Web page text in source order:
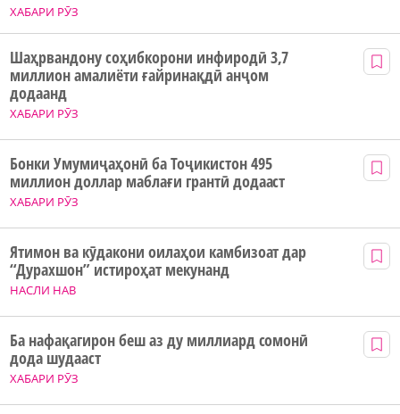
ХАБАРИ РӮЗ
ХАБАРИ РӮЗ
Шаҳрвандону соҳибкорони инфиродӣ 3,7
миллион амалиёти ғайринақдӣ анҷом
додаанд
ХАБАРИ РӮЗ
Бонки Умумиҷаҳонӣ ба Тоҷикистон 495
миллион доллар маблағи грантӣ додааст
НАСЛИ НАВ
Ятимон ва кӯдакони оилаҳои камбизоат дар
“Дурахшон” истироҳат мекунанд
ХАБАРИ РӮЗ
Ба нафақагирон беш аз ду миллиард сомонӣ
дода шудааст